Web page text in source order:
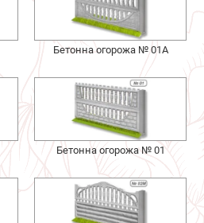
Бетонна огорожа № 01А
Бетонна огорожа № 01